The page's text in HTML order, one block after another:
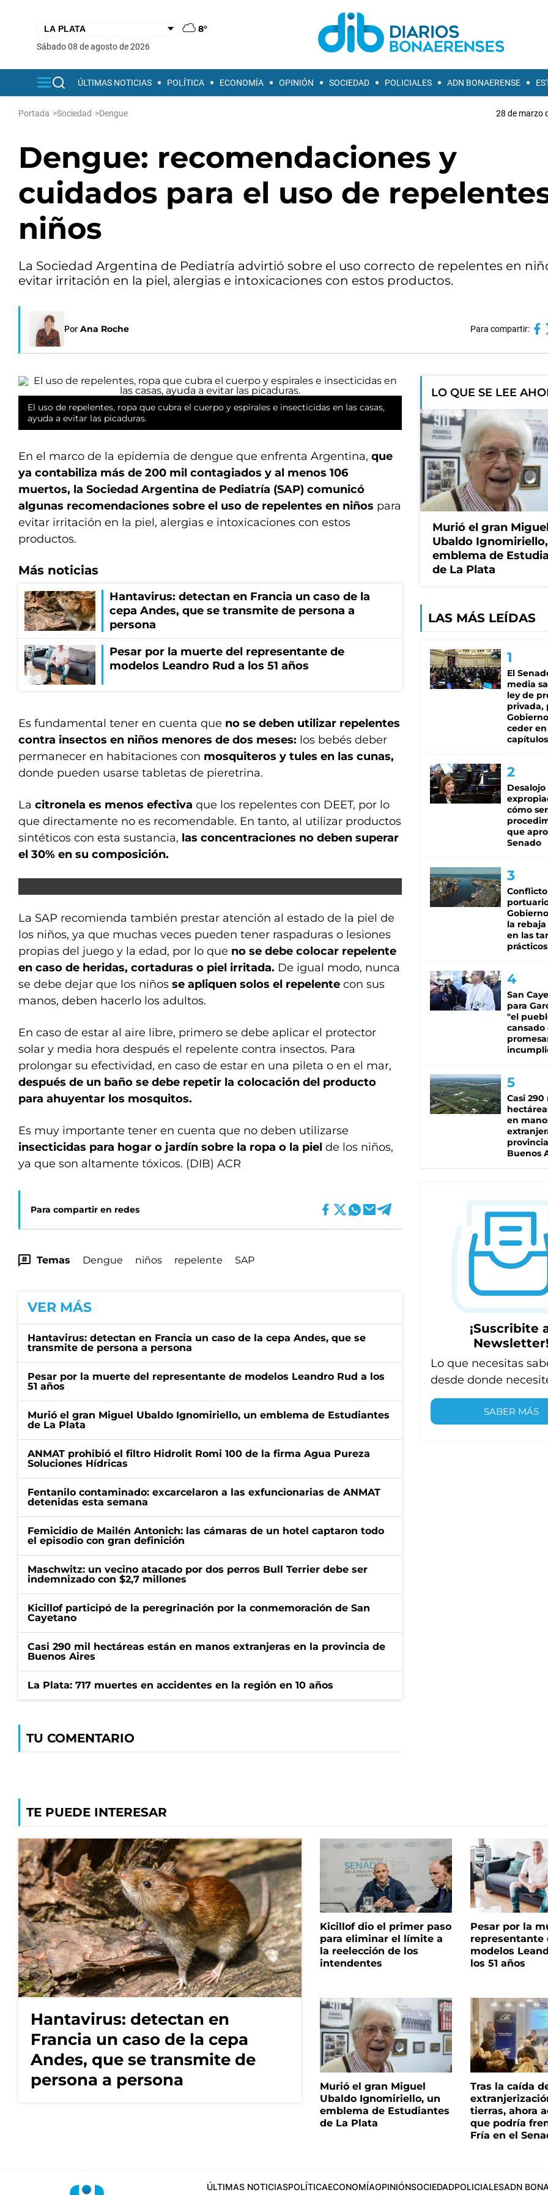
8°
sábado 08 de agosto de 2026
ÚLTIMAS NOTICIAS POLÍTICA ECONOMÍA OPINIÓN SOCIEDAD POLICIALES ADN BONAERENSE
Portada >Sociedad >Dengue 28 de marzo
Dengue: recomendaciones y
cuidados para el uso de
niños
La Sociedad Argentina de Pediatría advirtió sobre el uso correcto de repelentes en
evitar irritación en la piel, alergias e intoxicaciones con estos productos.
Por Ana Roche Para compartir:
El uso de repelentes, ropa que cubra el cuerpo y espirales e insecticidas en las casas,
ayuda a evitar las picaduras.
En el marco de la epidemia de dengue que enfrenta Argentina, que
ya contabiliza más de 200 mil contagiados y al menos 106
muertos, la Sociedad Argentina de Pediatría (SAP) comunicó
algunas recomendaciones sobre el uso de repelentes en niños para
evitar irritación en la piel, alergias e intoxicaciones con estos
productos.
Más noticias
Hantavirus: detectan en Francia un caso de la
cepa Andes, que se transmite de persona a
persona
Pesar por la muerte del representante de
modelos Leandro Rud a los 51 años
Es fundamental tener en cuenta que no se deben utilizar repelentes
contra insectos en niños menores de dos meses: los bebés deber
permanecer en habitaciones con mosquiteros y tules en las cunas,
donde pueden usarse tabletas de pieretrina.
La citronela es menos efectiva que los repelentes con DEET, por lo
que directamente no es recomendable. En tanto, al utilizar productos
sintéticos con esta sustancia, las concentraciones no deben superar
el 30% en su composición.
La SAP recomienda también prestar atención al estado de la piel de
los niños, ya que muchas veces pueden tener raspaduras o lesiones
propias del juego y la edad, por lo que no se debe colocar repelente
en caso de heridas, cortaduras o piel irritada. De igual modo, nunca
se debe dejar que los niños se apliquen solos el repelente con sus
manos, deben hacerlo los adultos.
En caso de estar al aire libre, primero se debe aplicar el protector
solar y media hora después el repelente contra insectos. Para
prolongar su efectividad, en caso de estar en una pileta o en el mar,
después de un baño se debe repetir la colocación del producto
para ahuyentar los mosquitos.
Es muy importante tener en cuenta que no deben utilizarse
insecticidas para hogar o jardín sobre la ropa o la piel de los niños,
ya que son altamente tóxicos. (DIB) ACR
Para compartir en redes
Temas Dengue niños repelente SAP
VER MÁS
Hantavirus: detectan en Francia un caso de la cepa Andes, que se
transmite de persona a persona
Pesar por la muerte del representante de modelos Leandro Rud a los
51 años
Murió el gran Miguel Ubaldo Ignomiriello, un emblema de Estudiantes
de La Plata
ANMAT prohibió el filtro Hidrolit Romi 100 de la firma Agua Pureza
Soluciones Hídricas
Fentanilo contaminado: excarcelaron a las exfuncionarias de ANMAT
detenidas esta semana
Femicidio de Mailén Antonich: las cámaras de un hotel captaron todo
el episodio con gran definición
Maschwitz: un vecino atacado por dos perros Bull Terrier debe ser
indemnizado con $2,7 millones
Kicillof participó de la peregrinación por la conmemoración de San
Cayetano
Casi 290 mil hectáreas están en manos extranjeras en la provincia de
Buenos Aires
La Plata: 717 muertes en accidentes en la región en 10 años
TU COMENTARIO
LO QUE SE LEE
Murió el gran
Ubaldo
emblema de
de La Plata
LAS MÁS LEÍDAS
El
media
ley de
privada,
ceder
capítulos
cómo
que
Senado
Conflicto
la rebaja
en las
prácticos
San
para
"el
cansado
Casi 290
en
Buenos
¡Suscribite
Lo que necesitas
desde donde
SABER MÁS
TE PUEDE INTERESAR
Hantavirus: detectan en
Francia un caso de la cepa
Andes, que se transmite de
persona a persona
Kicillof dio el primer paso
para eliminar el límite a
la reelección de los
intendentes
Pesar por la
representante
modelos
los 51 años
Murió el gran Miguel
Ubaldo Ignomiriello, un
emblema de Estudiantes
de La Plata
Tras la caída
tierras, ahora
que podría
Fría en el
ÚLTIMAS NOTICIASPOLÍTICAECONOMÍAOPINIÓNSOCIEDADPOLICIALESADN